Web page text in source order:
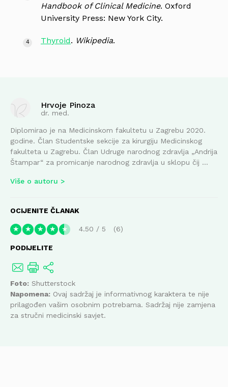
Handbook of Clinical Medicine. Oxford
University Press: New York City.
Thyroid. Wikipedia.
Hrvoje Pinoza
dr. med.
Diplomirao je na Medicinskom fakultetu u Zagrebu 2020.
godine. Član Studentske sekcije za kirurgiju Medicinskog
fakulteta u Zagrebu. Član Udruge narodnog zdravlja „Andrija
Štampar“ za promicanje narodnog zdravlja u sklopu čij ...
Više o autoru
OCIJENITE ČLANAK
★ ★ ★ ★ ★ 4.50 / 5 6
PODIJELITE
Foto: Shutterstock
Napomena: Ovaj sadržaj je informativnog karaktera te nije
prilagođen vašim osobnim potrebama. Sadržaj nije zamjena
za stručni medicinski savjet.